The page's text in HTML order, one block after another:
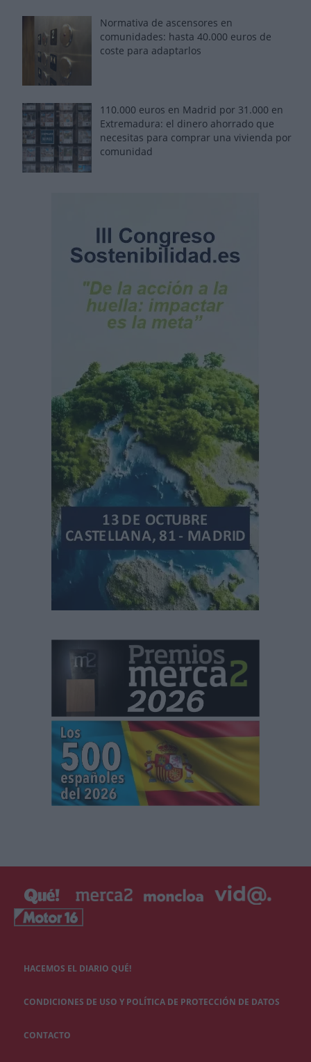
Normativa de ascensores en
comunidades: hasta 40.000 euros de
coste para adaptarlos
110.000 euros en Madrid por 31.000 en
Extremadura: el dinero ahorrado que
necesitas para comprar una vivienda por
comunidad
HACEMOS EL DIARIO QUÉ!
CONDICIONES DE USO Y POLÍTICA DE PROTECCIÓN DE DATOS
CONTACTO